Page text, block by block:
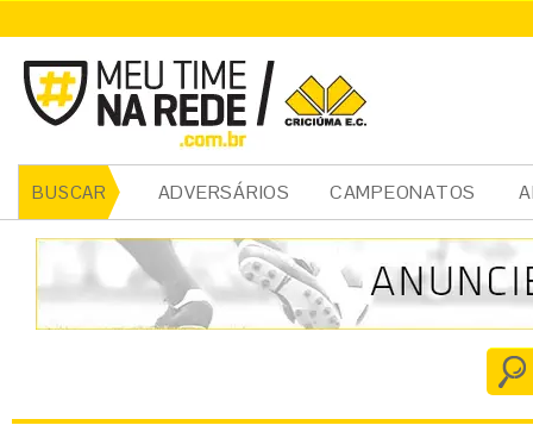
BUSCAR ADVERSÁRIOS CAMPEONATOS